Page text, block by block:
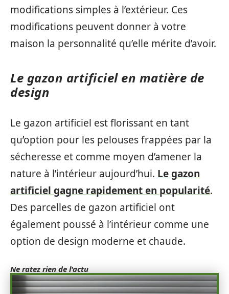
modifications simples à l’extérieur. Ces
modifications peuvent donner à votre
maison la personnalité qu’elle mérite d’avoir.
Le gazon artificiel en matière de
design
Le gazon artificiel est florissant en tant
qu’option pour les pelouses frappées par la
sécheresse et comme moyen d’amener la
nature à l’intérieur aujourd’hui. Le gazon
artificiel gagne rapidement en popularité.
Des parcelles de gazon artificiel ont
également poussé à l’intérieur comme une
option de design moderne et chaude.
Ne ratez rien de l'actu